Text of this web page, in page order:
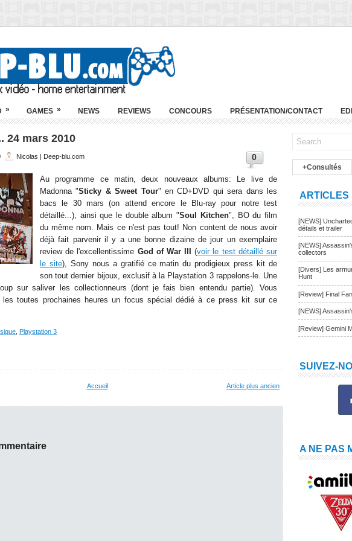
» GAMES » NEWS REVIEWS CONCOURS PRÉSENTATION/CONTACT
24 mars 2010
Nicolas | Deep-blu.com 0
Au programme ce matin, deux nouveaux albums: Le live de
Madonna "Sticky & Sweet Tour" en CD+DVD qui sera dans les
bacs le 30 mars (on attend encore le Blu-ray pour notre test
détaillé...), ainsi que le double album "Soul Kitchen", BO du film
du même nom. Mais ce n'est pas tout! Non content de nous avoir
déjà fait parvenir il y a une bonne dizaine de jour un exemplaire
review de l'excellentissime God of War III (voir le test détaillé sur
le site), Sony nous a gratifié ce matin du prodigieux press kit de
son tout dernier bijoux, exclusif à la Playstation 3 rappelons-le. Une
sur saliver les collectionneurs (dont je fais bien entendu partie). Vous
les toutes prochaines heures un focus spécial dédié à ce press kit sur ce
Playstation 3
Article plus ancien
Accueil
+Consultés
ARTICLES
[NEWS]
détails et trailer
[NEWS]
collectors
[Divers] Les
Hunt
[Review] Final
[NEWS]
[Review] Gemini
SUIVEZ-
A NE PAS